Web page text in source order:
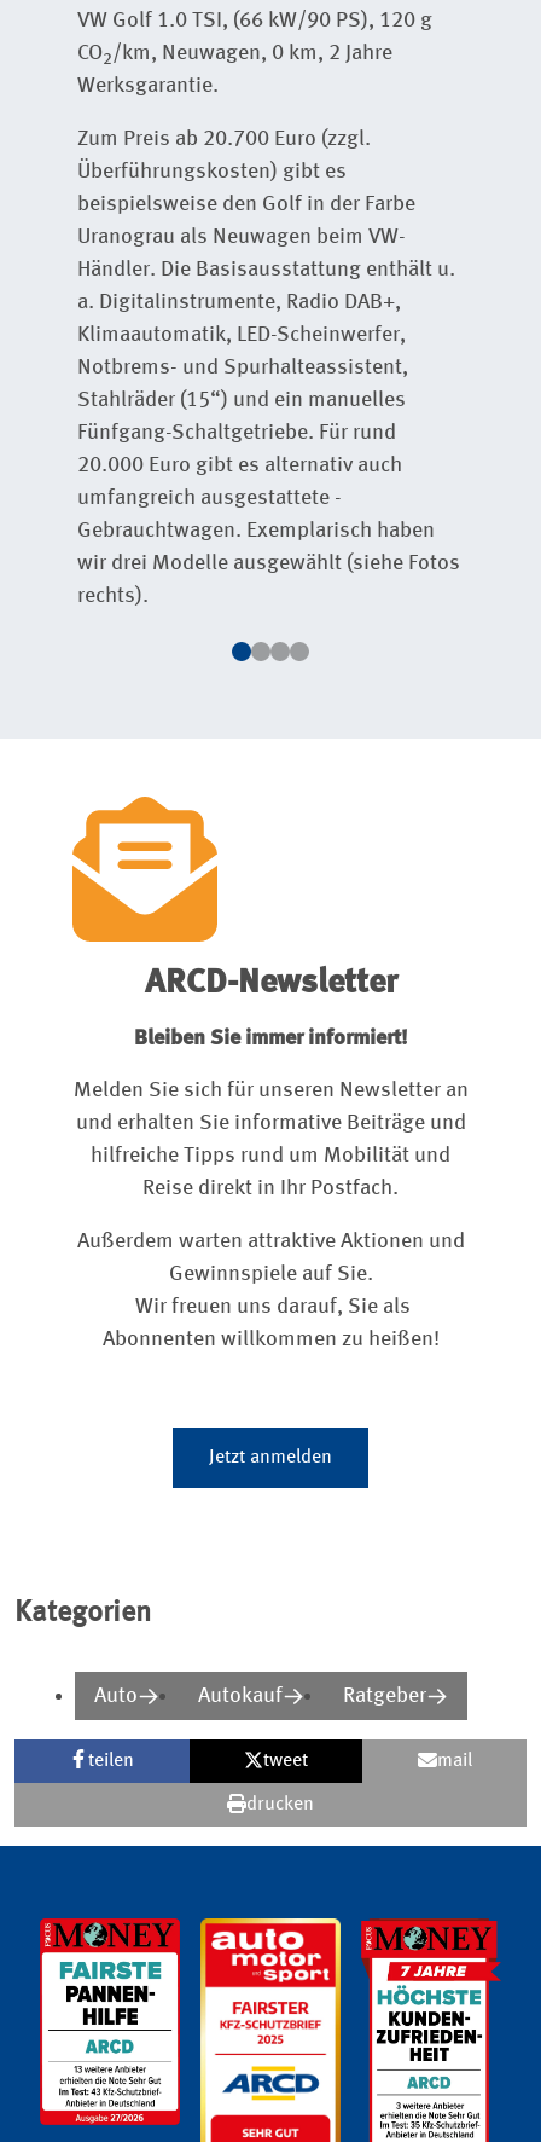
VW Golf 1.0 TSI, (66 kW/90 PS), 120 g
CO2 /km, Neuwagen, 0 km, 2 Jahre
Werksgarantie.
Zum Preis ab 20.700 Euro (zzgl.
Überführungskosten) gibt es
beispielsweise den Golf in der Farbe
Uranograu als Neuwagen beim VW-
Händler. Die Basisausstattung enthält u.
a. Digital­instrumente, ­Radio DAB+,
Klimaautomatik, LED-Schein­werfer,
Notbrems- und Spurhalteassistent,
Stahlräder (15“) und ein manuelles
Fünfgang-Schaltgetriebe. Für rund
20.000 Euro gibt es ­alternativ auch
umfangreich ausgestattete ­
Gebrauchtwagen. Exemplarisch haben
wir drei Modelle ausgewählt (siehe Fotos
rechts).
ARCD-Newsletter
Bleiben Sie immer informiert!
Melden Sie sich für unseren Newsletter an
und erhalten Sie informative Beiträge und
hilfreiche Tipps rund um Mobilität und
Reise direkt in Ihr Postfach.
Außerdem warten attraktive Aktionen und
Gewinnspiele auf Sie.
Wir freuen uns darauf, Sie als
Abonnenten willkommen zu heißen!
Jetzt anmelden
Kategorien
Auto Autokauf Ratgeber
teilen tweet mail
drucken